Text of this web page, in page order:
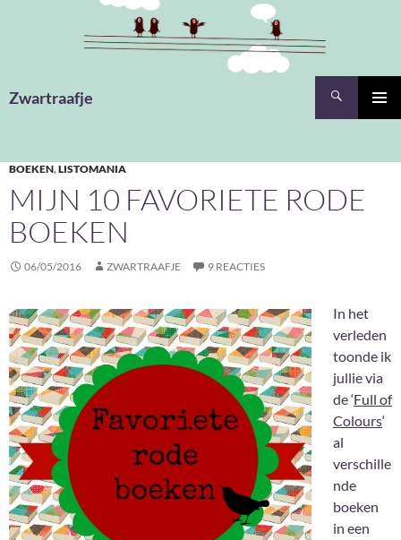
Zwartraafje
BOEKEN,LISTOMANIA
MIJN 10 FAVORIETE RODE
BOEKEN
06/05/2016 ZWARTRAAFJE 9 REACTIES
In het
verleden
toonde ik
jullie via
de ‘Full of
Colours‘
al
verschille
nde
boeken
in een